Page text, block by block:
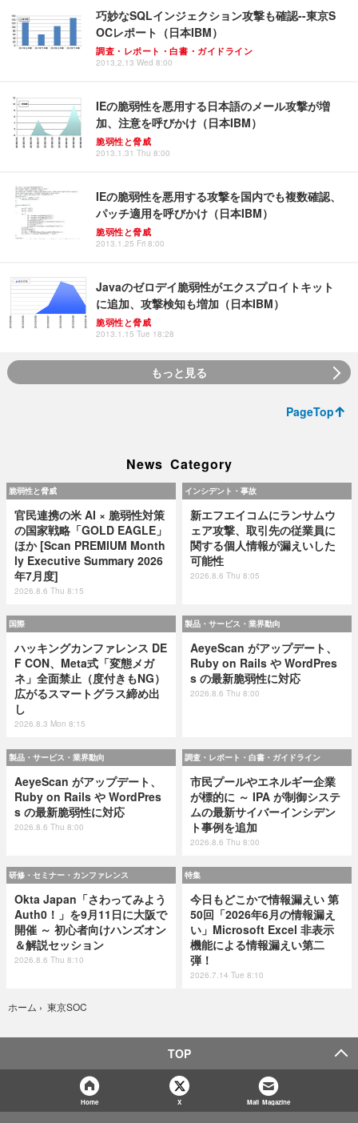
巧妙なSQLインジェクション攻撃も確認--東京S
OCレポート（日本IBM）
調査・レポート・白書・ガイドライン
2013.2.13 Wed 8:00
IEの脆弱性を悪用する日本語のメール攻撃が増
加、注意を呼びかけ（日本IBM）
脆弱性と脅威
2013.1.31 Thu 8:00
IEの脆弱性を悪用する攻撃を国内でも複数確認、
パッチ適用を呼びかけ（日本IBM）
脆弱性と脅威
2013.1.25 Fri 8:00
Javaのゼロデイ脆弱性がエクスプロイトキット
に追加、攻撃検知も増加（日本IBM）
脆弱性と脅威
2013.1.15 Tue 18:28
もっと見る
PageTop
News Category
脆弱性と脅威
官民連携の米 AI × 脆弱性対策
の国家戦略「GOLD EAGLE」
ほか [Scan PREMIUM Month
ly Executive Summary 2026
年7月度]
2026.8.6 Thu 8:15
インシデント・事故
新エフエイコムにランサムウ
ェア攻撃、取引先の従業員に
関する個人情報が漏えいした
可能性
2026.8.6 Thu 8:05
国際
ハッキングカンファレンス DE
F CON、Meta式「変態メガ
ネ」全面禁止（度付きもNG）
広がるスマートグラス締め出
し
2026.8.3 Mon 8:15
製品・サービス・業界動向
AeyeScan がアップデート、
Ruby on Rails や WordPres
s の最新脆弱性に対応
2026.8.6 Thu 8:00
製品・サービス・業界動向
AeyeScan がアップデート、
Ruby on Rails や WordPres
s の最新脆弱性に対応
2026.8.6 Thu 8:00
調査・レポート・白書・ガイドライン
市民プールやエネルギー企業
が標的に ～ IPA が制御システ
ムの最新サイバーインシデン
ト事例を追加
2026.8.6 Thu 8:00
研修・セミナー・カンファレンス
Okta Japan「さわってみよう
Auth0！」を9月11日に大阪で
開催 ～ 初心者向けハンズオン
＆解説セッション
2026.8.6 Thu 8:10
特集
今日もどこかで情報漏えい 第
50回「2026年6月の情報漏え
い」Microsoft Excel 非表示
機能による情報漏えい第二
弾！
2026.7.14 Tue 8:10
ホーム › 東京SOC
TOP
Home X Mail Magazine